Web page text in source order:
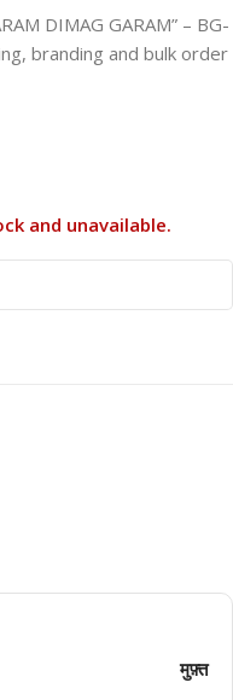
DIMAG GARAM” – BG-
branding and bulk order
and unavailable.
मुफ़्त